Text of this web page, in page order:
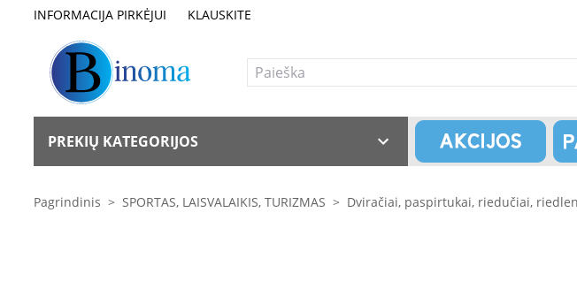
INFORMACIJA PIRKĖJUI KLAUSKITE
PREKIŲ KATEGORIJOS
Pagrindinis > SPORTAS, LAISVALAIKIS, TURIZMAS > Dviračiai, paspirtukai, riedučiai,